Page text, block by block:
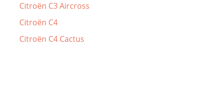
Citroën C3 Aircross
Citroën C4
Citroën C4 Cactus